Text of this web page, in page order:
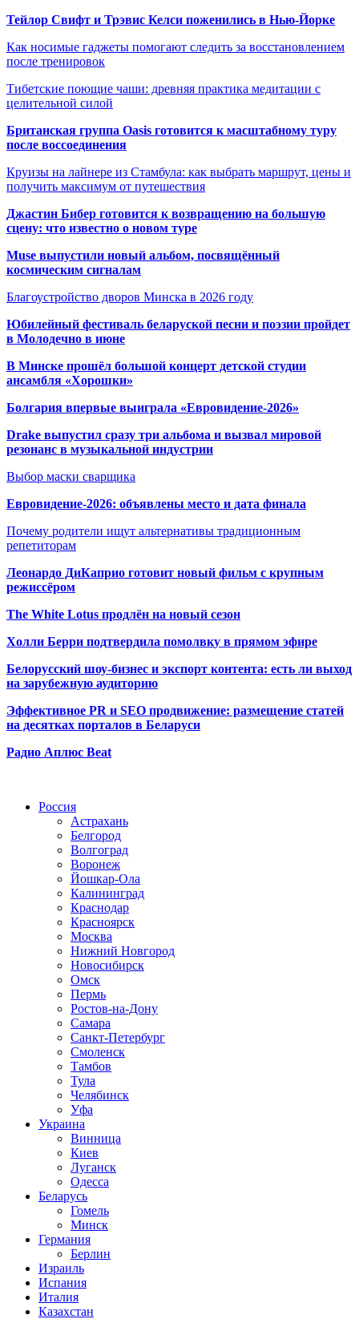
Тейлор Свифт и Трэвис Келси поженились в Нью-Йорке
Как носимые гаджеты помогают следить за восстановлением
после тренировок
Тибетские поющие чаши: древняя практика медитации с
целительной силой
Британская группа Oasis готовится к масштабному туру
после воссоединения
Круизы на лайнере из Стамбула: как выбрать маршрут, цены и
получить максимум от путешествия
Джастин Бибер готовится к возвращению на большую
сцену: что известно о новом туре
Muse выпустили новый альбом, посвящённый
космическим сигналам
Благоустройство дворов Минска в 2026 году
Юбилейный фестиваль беларуской песни и поэзии пройдет
в Молодечно в июне
В Минске прошёл большой концерт детской студии
ансамбля «Хорошки»
Болгария впервые выиграла «Евровидение-2026»
Drake выпустил сразу три альбома и вызвал мировой
резонанс в музыкальной индустрии
Выбор маски сварщика
Евровидение-2026: объявлены место и дата финала
Почему родители ищут альтернативы традиционным
репетиторам
Леонардо ДиКаприо готовит новый фильм с крупным
режиссёром
The White Lotus продлён на новый сезон
Холли Берри подтвердила помолвку в прямом эфире
Белорусский шоу-бизнес и экспорт контента: есть ли выход
на зарубежную аудиторию
Эффективное PR и SEO продвижение: размещение статей
на десятках порталов в Беларуси
Радио Аплюс Beat
Россия
Астрахань
Белгород
Волгоград
Воронеж
Йошкар-Ола
Калининград
Краснодар
Красноярск
Москва
Нижний Новгород
Новосибирск
Омск
Пермь
Ростов-на-Дону
Самара
Санкт-Петербург
Смоленск
Тамбов
Тула
Челябинск
Уфа
Украина
Винница
Киев
Луганск
Одесса
Беларусь
Гомель
Минск
Германия
Берлин
Израиль
Испания
Италия
Казахстан